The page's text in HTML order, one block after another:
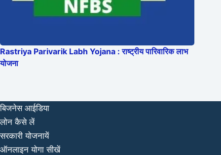
Rastriya Parivarik Labh Yojana : राष्ट्रीय पारिवारिक लाभ
योजना
बिजनेस आईडिया
लोन कैसे लें
सरकारी योजनायें
ऑनलाइन योगा सीखें